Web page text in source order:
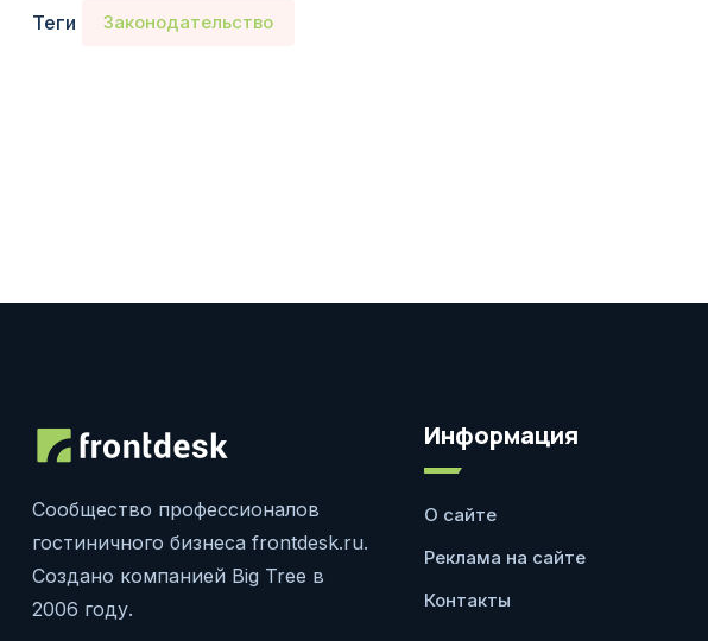
Теги Законодательство
Сообщество профессионалов
гостиничного бизнеса frontdesk.ru.
Создано компанией Big Tree в
2006 году.
Информация
О сайте
Реклама на сайте
Контакты